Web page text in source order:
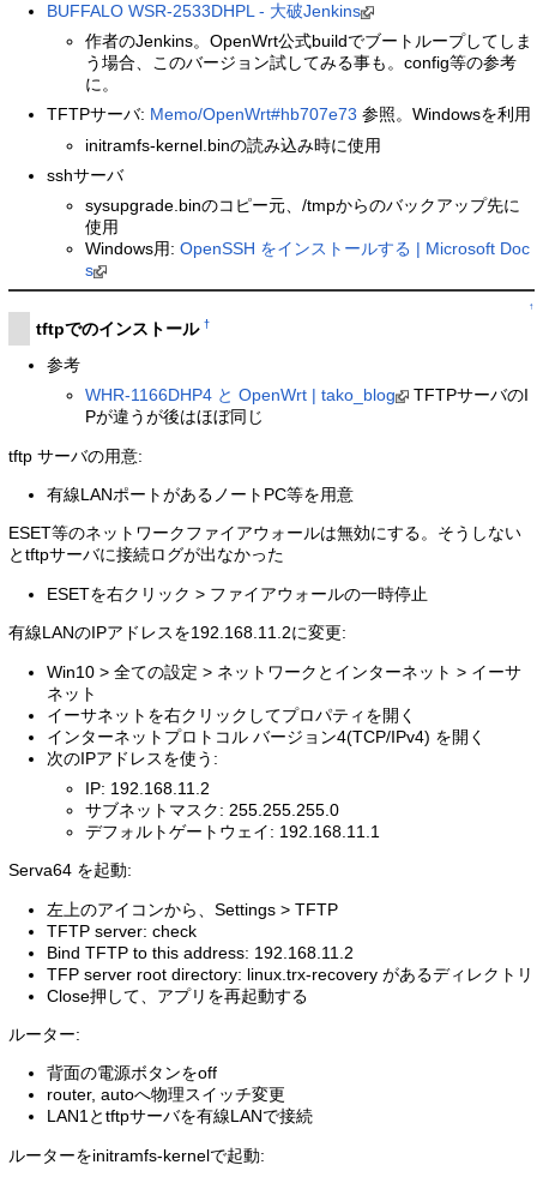
BUFFALO WSR-2533DHPL - 大破Jenkins
作者のJenkins。OpenWrt公式buildでブートループしてしま
う場合、このバージョン試してみる事も。config等の参考
に。
TFTPサーバ: Memo/OpenWrt#hb707e73 参照。Windowsを利用
initramfs-kernel.binの読み込み時に使用
sshサーバ
sysupgrade.binのコピー元、/tmpからのバックアップ先に
使用
Windows用:OpenSSH をインストールする | Microsoft Doc
s
↑
tftpでのインストール †
参考
WHR-1166DHP4 と OpenWrt | tako_blog
TFTPサーバのI
Pが違うが後はほぼ同じ
tftp サーバの用意:
有線LANポートがあるノートPC等を用意
ESET等のネットワークファイアウォールは無効にする。そうしない
とtftpサーバに接続ログが出なかった
ESETを右クリック > ファイアウォールの一時停止
有線LANのIPアドレスを192.168.11.2に変更:
Win10 > 全ての設定 > ネットワークとインターネット > イーサ
ネット
イーサネットを右クリックしてプロパティを開く
インターネットプロトコル バージョン4(TCP/IPv4) を開く
次のIPアドレスを使う:
IP: 192.168.11.2
サブネットマスク: 255.255.255.0
デフォルトゲートウェイ: 192.168.11.1
Serva64 を起動:
左上のアイコンから、Settings > TFTP
TFTP server: check
Bind TFTP to this address: 192.168.11.2
TFP server root directory: linux.trx-recovery があるディレクトリ
Close押して、アプリを再起動する
ルーター:
背面の電源ボタンをoff
router, autoへ物理スイッチ変更
LAN1とtftpサーバを有線LANで接続
ルーターをinitramfs-kernelで起動: